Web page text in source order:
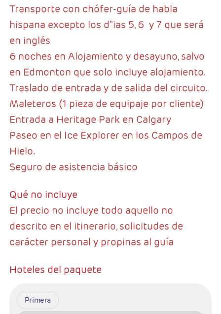
Transporte con chófer-guía de habla
hispana excepto los d"ias 5, 6 y 7 que será
en inglés
6 noches en Alojamiento y desayuno, salvo
en Edmonton que solo incluye alojamiento.
Traslado de entrada y de salida del circuito.
Maleteros (1 pieza de equipaje por cliente)
Entrada a Heritage Park en Calgary
Paseo en el Ice Explorer en los Campos de
Hielo.
Seguro de asistencia básico
Qué no incluye
El precio no incluye todo aquello no
descrito en el itinerario, solicitudes de
carácter personal y propinas al guía
Hoteles del paquete
Primera